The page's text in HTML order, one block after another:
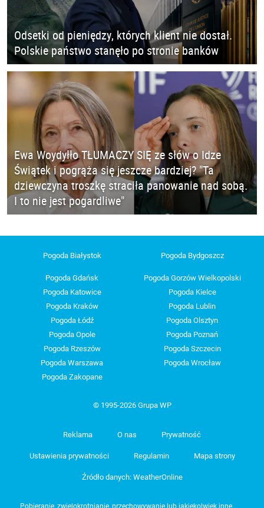
Odsetki od pieniędzy, których klient nie dostał.
Polskie państwo stanęło po stronie banków
Ewa Woydyłło TŁUMACZY SIĘ ze słów o Idze
Świątek i pogrąża się jeszcze bardziej? "Ta
dziewczyna troszkę straciła panowanie nad sobą.
I to nie jest pogardliwe"
Pogoda Białystok Pogoda Bydgoszcz
Pogoda Gdańsk
Pogoda Gorzów Wielkopolski
Pogoda Katowice
Pogoda Kielce
Pogoda Kraków
Pogoda Lublin
Pogoda Łódź
Pogoda Olsztyn
Pogoda Opole
Pogoda Poznań
Pogoda Rzeszów
Pogoda Szczecin
Pogoda Warszawa
Pogoda Wrocław
Pogoda Zakopane
© 1995-2026 Grupa WP
Reklama O nas Prywatność
Ustawienia prywatności Regulamin Mapa strony
Źródło danych: WeatherOnline
Pobieranie, zwielokrotnianie, przechowywanie lub jakiekolwiek inne